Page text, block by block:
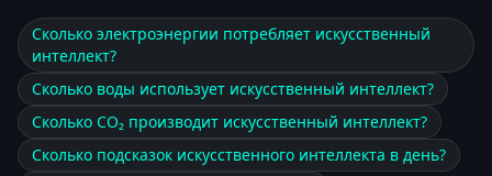
Сколько электроэнергии потребляет искусственный
интеллект?
Сколько воды использует искусственный интеллект?
Сколько CO₂ производит искусственный интеллект?
Сколько подсказок искусственного интеллекта в день?